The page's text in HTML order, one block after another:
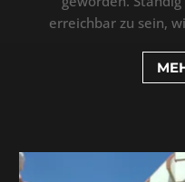
erreichbar zu sein,